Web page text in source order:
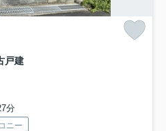
戸建
分
ニー